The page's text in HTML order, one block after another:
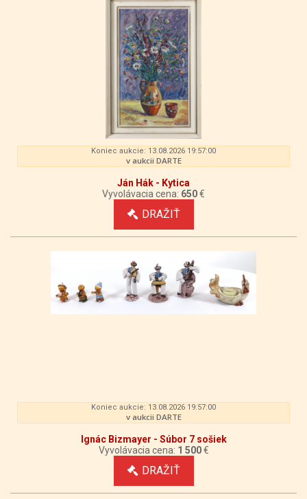
Koniec aukcie: 13.08.2026 19:57:00
v aukcii DARTE
Ján Hák - Kytica
Vyvolávacia cena: 650€
DRAŽIŤ
Koniec aukcie: 13.08.2026 19:57:00
v aukcii DARTE
Ignác Bizmayer - Súbor 7 sošiek
Vyvolávacia cena: 1 500€
DRAŽIŤ